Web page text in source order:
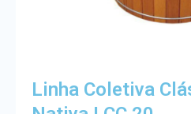
Linha Coletiva